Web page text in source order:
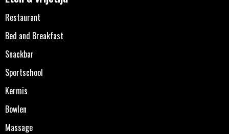
Restaurant
Bed and Breakfast
Snackbar
Sportschool
Kermis
Bowlen
Massage